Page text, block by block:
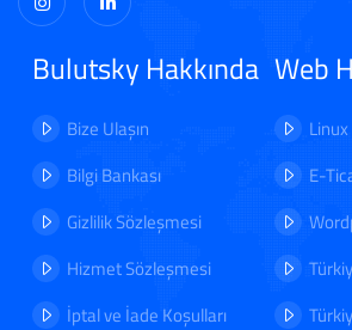
Bulutsky Hakkında
Bize Ulaşın
Bilgi Bankası
Gizlilik Sözleşmesi
Hizmet Sözleşmesi
İptal ve İade Koşulları
Web
E-